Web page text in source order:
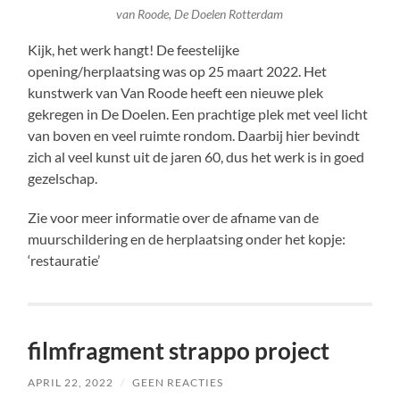
van Roode, De Doelen Rotterdam
Kijk, het werk hangt! De feestelijke
opening/herplaatsing was op 25 maart 2022. Het
kunstwerk van Van Roode heeft een nieuwe plek
gekregen in De Doelen. Een prachtige plek met veel licht
van boven en veel ruimte rondom. Daarbij hier bevindt
zich al veel kunst uit de jaren 60, dus het werk is in goed
gezelschap.
Zie voor meer informatie over de afname van de
muurschildering en de herplaatsing onder het kopje:
‘restauratie’
filmfragment strappo project
APRIL 22, 2022 / GEEN REACTIES